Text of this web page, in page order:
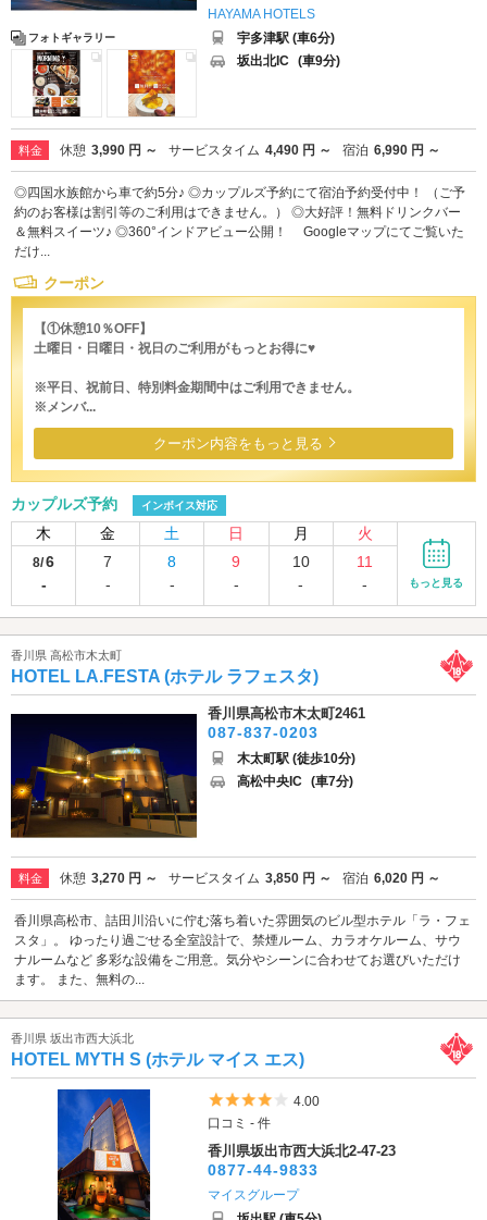
フォトギャラリー
HAYAMA HOTELS
宇多津駅 (車6分)
坂出北IC (車9分)
料金 休憩 3,990 円 ～ サービスタイム 4,490 円 ～ 宿泊 6,990 円 ～
◎四国水族館から車で約5分♪ ◎カップルズ予約にて宿泊予約受付中！ （ご予
約のお客様は割引等のご利用はできません。） ◎大好評！無料ドリンクバー
＆無料スイーツ♪ ◎360°インドアビュー公開！ Googleマップにてご覧いた
だけ...
クーポン
【①休憩10％OFF】
土曜日・日曜日・祝日のご利用がもっとお得に♥
※平日、祝前日、特別料金期間中はご利用できません。
※メンバ...
クーポン内容をもっと見る
カップルズ予約 インボイス対応
木 金 土 日 月 火
8/6
-
7
-
8
-
9
-
10
-
11
-
もっと見る
香川県 高松市木太町
HOTEL LA.FESTA (ホテル ラフェスタ)
香川県高松市木太町2461
087-837-0203
木太町駅 (徒歩10分)
高松中央IC (車7分)
料金 休憩 3,270 円 ～ サービスタイム 3,850 円 ～ 宿泊 6,020 円 ～
香川県高松市、詰田川沿いに佇む落ち着いた雰囲気のビル型ホテル「ラ・フェ
スタ」。 ゆったり過ごせる全室設計で、禁煙ルーム、カラオケルーム、サウ
ナルームなど 多彩な設備をご用意。気分やシーンに合わせてお選びいただけ
ます。 また、無料の...
香川県 坂出市西大浜北
HOTEL MYTH S (ホテル マイス エス)
5つ星のうち4
4.00
口コミ - 件
香川県坂出市西大浜北2-47-23
0877-44-9833
マイスグループ